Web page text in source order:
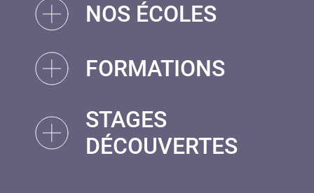
NOS ÉCOLES
FORMATIONS
STAGES
DÉCOUVERTES